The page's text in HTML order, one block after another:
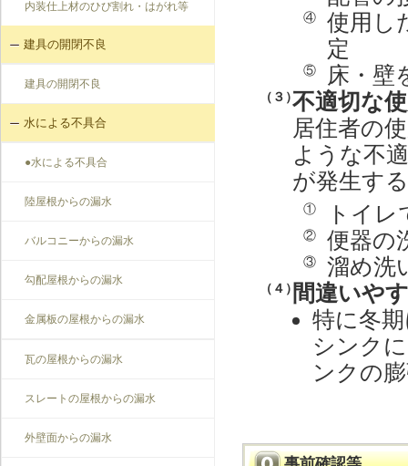
内装仕上材のひび割れ・はがれ等
建具の開閉不良
建具の開閉不良
水による不具合
●水による不具合
陸屋根からの漏水
バルコニーからの漏水
勾配屋根からの漏水
金属板の屋根からの漏水
瓦の屋根からの漏水
スレートの屋根からの漏水
外壁面からの漏水
④
使用し
定
⑤ 床・壁
（３）不適切な
居住者の
ような不
が発生す
① トイレ
② 便器の
③ 溜め洗
（４）間違いや
特に冬
シンク
ンクの